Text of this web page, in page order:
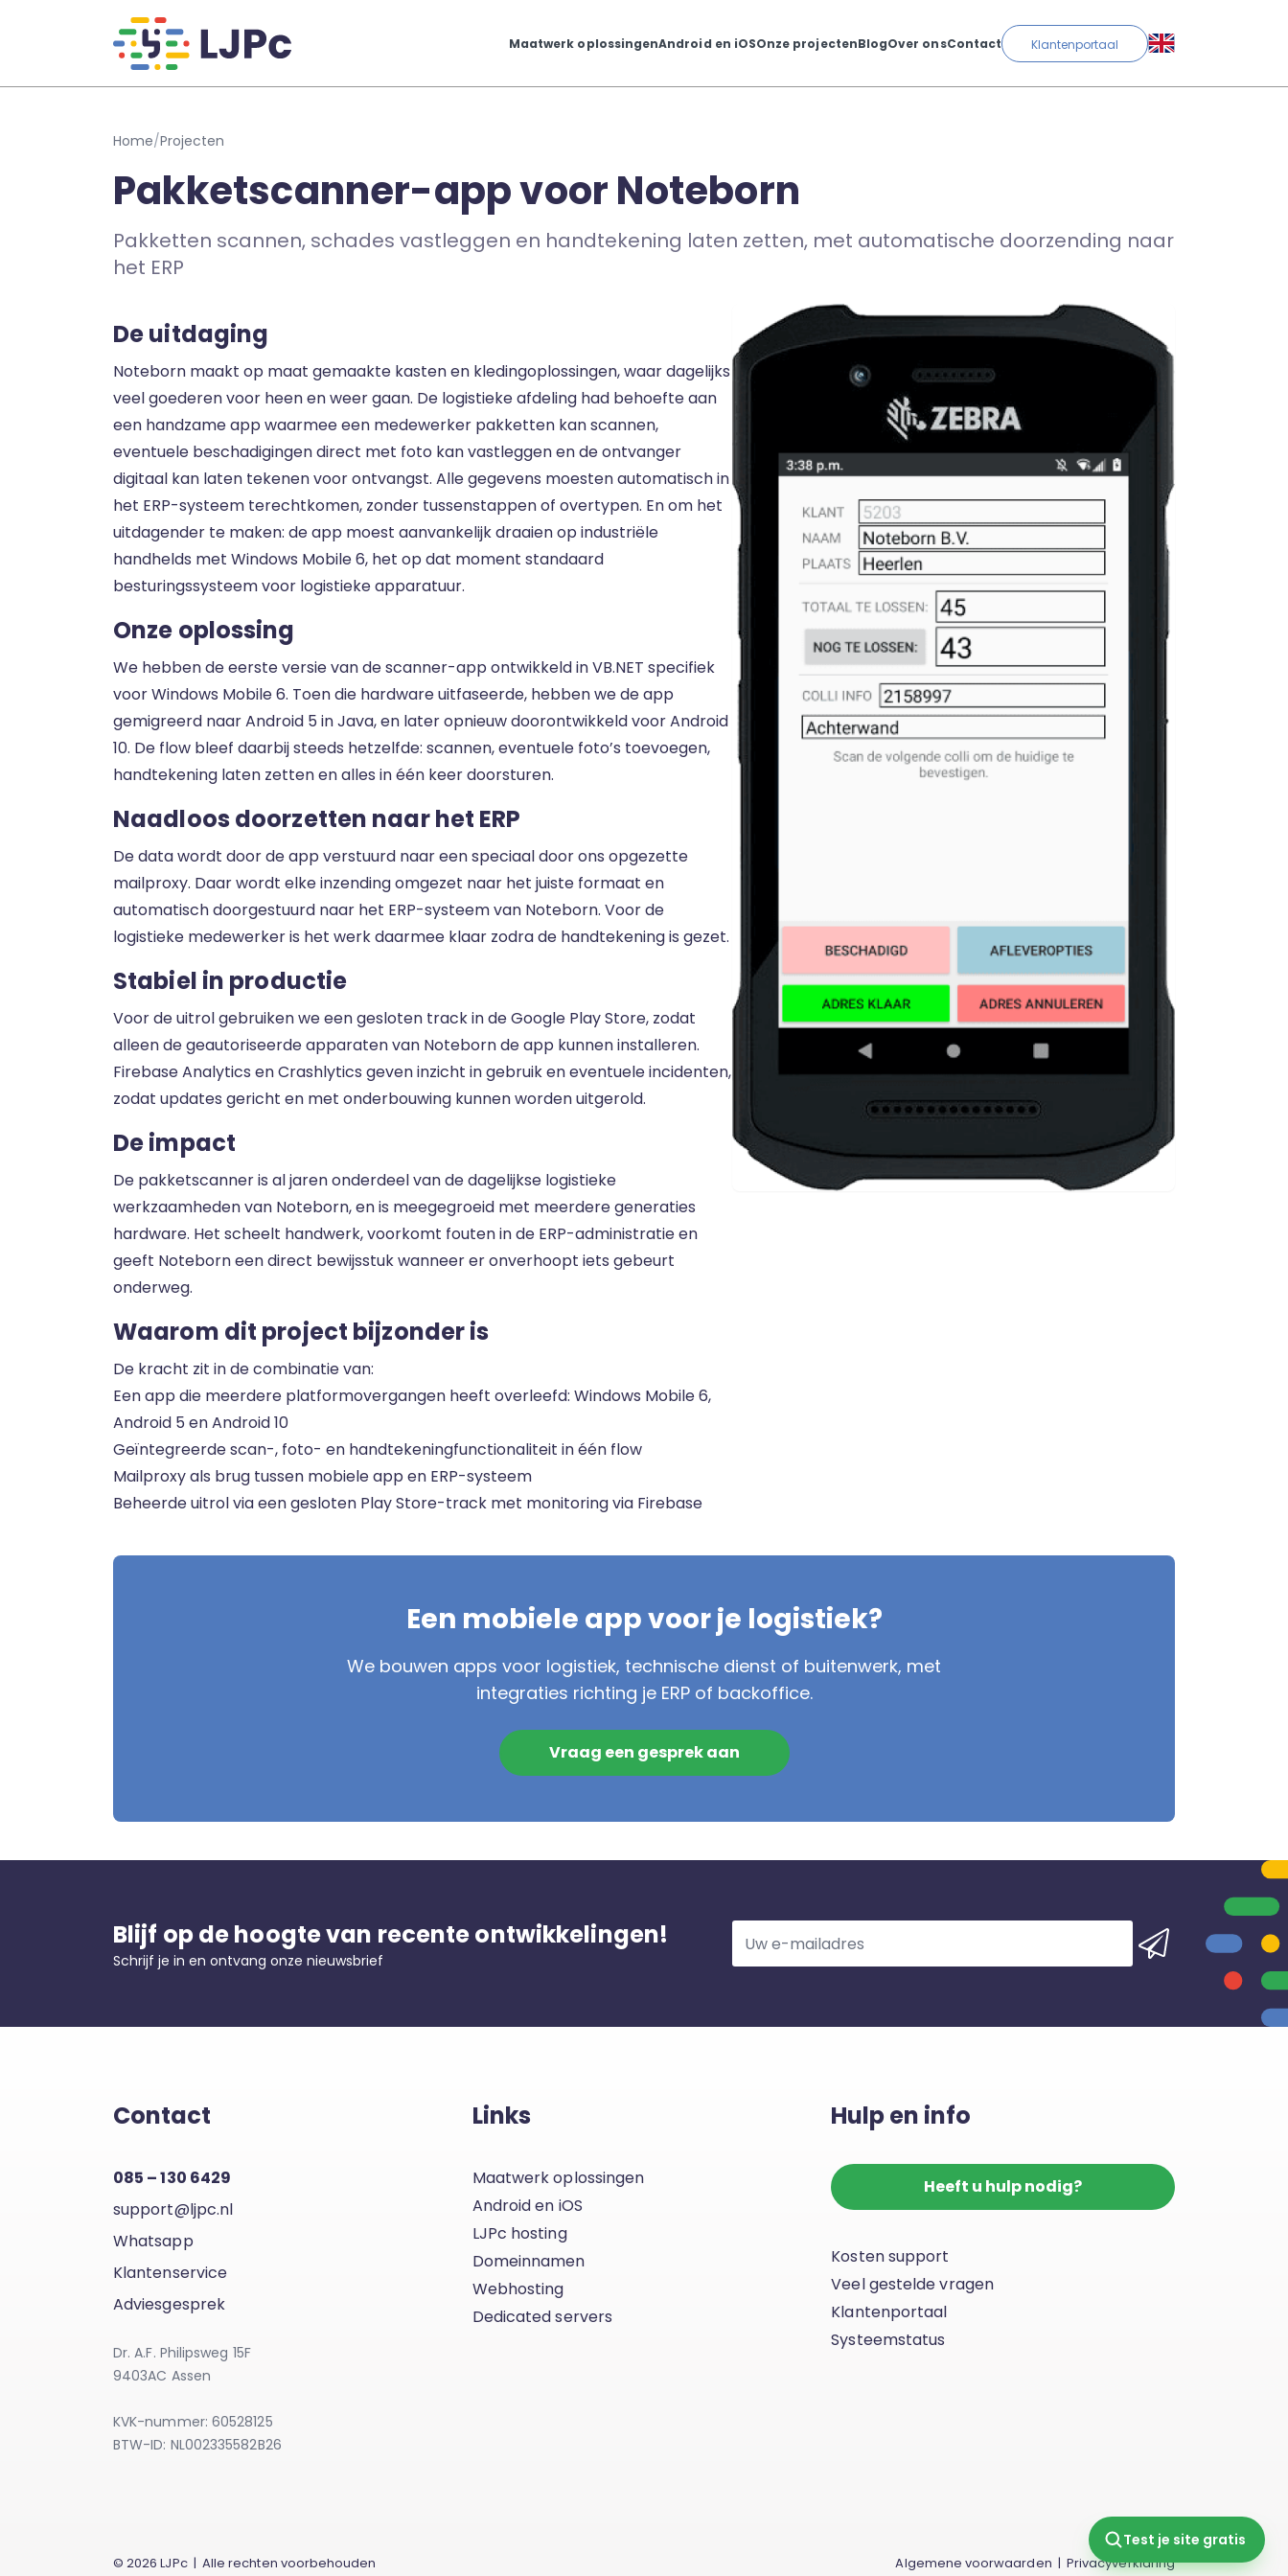
Maatwerk oplossingenAndroid en iOSOnze projectenBlogOver onsContact Klantenportaal
Home/Projecten
Pakketscanner-app voor Noteborn
Pakketten scannen, schades vastleggen en handtekening laten zetten, met automatische doorzending naar
het ERP
De uitdaging
Noteborn maakt op maat gemaakte kasten en kledingoplossingen, waar dagelijks
veel goederen voor heen en weer gaan. De logistieke afdeling had behoefte aan
een handzame app waarmee een medewerker pakketten kan scannen,
eventuele beschadigingen direct met foto kan vastleggen en de ontvanger
digitaal kan laten tekenen voor ontvangst. Alle gegevens moesten automatisch in
het ERP-systeem terechtkomen, zonder tussenstappen of overtypen. En om het
uitdagender te maken: de app moest aanvankelijk draaien op industriële
handhelds met Windows Mobile 6, het op dat moment standaard
besturingssysteem voor logistieke apparatuur.
Onze oplossing
We hebben de eerste versie van de scanner-app ontwikkeld in VB.NET specifiek
voor Windows Mobile 6. Toen die hardware uitfaseerde, hebben we de app
gemigreerd naar Android 5 in Java, en later opnieuw doorontwikkeld voor Android
10. De flow bleef daarbij steeds hetzelfde: scannen, eventuele foto’s toevoegen,
handtekening laten zetten en alles in één keer doorsturen.
Naadloos doorzetten naar het ERP
De data wordt door de app verstuurd naar een speciaal door ons opgezette
mailproxy. Daar wordt elke inzending omgezet naar het juiste formaat en
automatisch doorgestuurd naar het ERP-systeem van Noteborn. Voor de
logistieke medewerker is het werk daarmee klaar zodra de handtekening is gezet.
Stabiel in productie
Voor de uitrol gebruiken we een gesloten track in de Google Play Store, zodat
alleen de geautoriseerde apparaten van Noteborn de app kunnen installeren.
Firebase Analytics en Crashlytics geven inzicht in gebruik en eventuele incidenten,
zodat updates gericht en met onderbouwing kunnen worden uitgerold.
De impact
De pakketscanner is al jaren onderdeel van de dagelijkse logistieke
werkzaamheden van Noteborn, en is meegegroeid met meerdere generaties
hardware. Het scheelt handwerk, voorkomt fouten in de ERP-administratie en
geeft Noteborn een direct bewijsstuk wanneer er onverhoopt iets gebeurt
onderweg.
Waarom dit project bijzonder is
De kracht zit in de combinatie van:
Een app die meerdere platformovergangen heeft overleefd: Windows Mobile 6,
Android 5 en Android 10
Geïntegreerde scan-, foto- en handtekeningfunctionaliteit in één flow
Mailproxy als brug tussen mobiele app en ERP-systeem
Beheerde uitrol via een gesloten Play Store-track met monitoring via Firebase
Een mobiele app voor je logistiek?
We bouwen apps voor logistiek, technische dienst of buitenwerk, met
integraties richting je ERP of backoffice.
Vraag een gesprek aan
Blijf op de hoogte van recente ontwikkelingen!
Schrijf je in en ontvang onze nieuwsbrief
Contact
085 – 130 6429
support@ljpc.nl
Whatsapp
Klantenservice
Adviesgesprek
Dr. A.F. Philipsweg 15F
9403AC Assen
KVK-nummer: 60528125
BTW-ID: NL002335582B26
Links
Maatwerk oplossingen
Android en iOS
LJPc hosting
Domeinnamen
Webhosting
Dedicated servers
Hulp en info
Heeft u hulp nodig?
Kosten support
Veel gestelde vragen
Klantenportaal
Systeemstatus
© 2026 LJPc | Alle rechten voorbehouden Algemene voorwaarden | Privacyverklaring
Test je site gratis